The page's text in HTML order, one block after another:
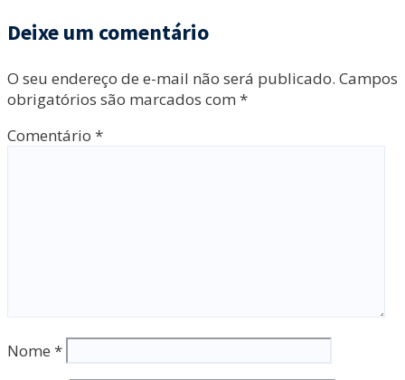
Deixe um comentário
O seu endereço de e-mail não será publicado. Campos
obrigatórios são marcados com *
Comentário *
Nome *